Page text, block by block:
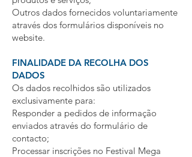
Outros dados fornecidos voluntariamente
através dos formulários disponíveis no
website.
FINALIDADE DA RECOLHA DOS
DADOS
Os dados recolhidos são utilizados
exclusivamente para:
Responder a pedidos de informação
enviados através do formulário de
contacto;
Processar inscrições no Festival Mega